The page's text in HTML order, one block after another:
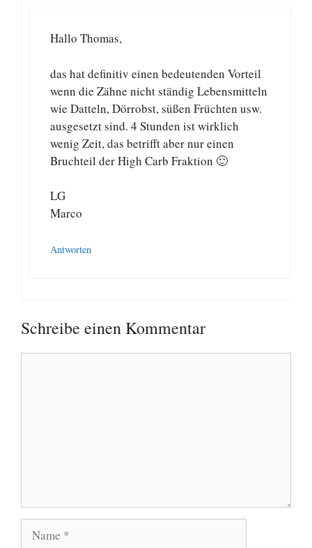
Hallo Thomas,
das hat definitiv einen bedeutenden Vorteil
wenn die Zähne nicht ständig Lebensmitteln
wie Datteln, Dörrobst, süßen Früchten usw.
ausgesetzt sind. 4 Stunden ist wirklich
wenig Zeit, das betrifft aber nur einen
Bruchteil der High Carb Fraktion 🙂
LG
Marco
Antworten
Schreibe einen Kommentar